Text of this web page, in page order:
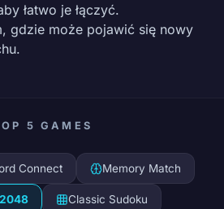
łatwo je łączyć.
gdzie może pojawić się nowy
5 GAMES
Connect Memory Match
Classic Sudoku